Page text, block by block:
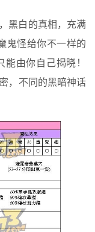
黑白的真相，充满
鬼怪给你不一样的
由你自己揭晓！
，不同的黑暗神话